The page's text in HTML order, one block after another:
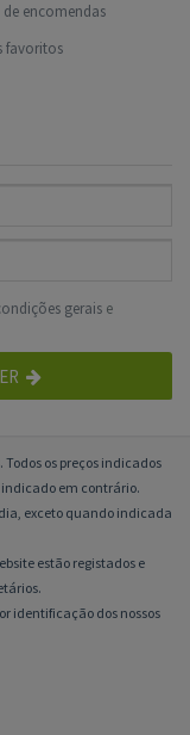
encomendas
favoritos
gerais e
os preços indicados
indicado em contrário.
exceto quando indicada
estão registados e
identificação dos nossos